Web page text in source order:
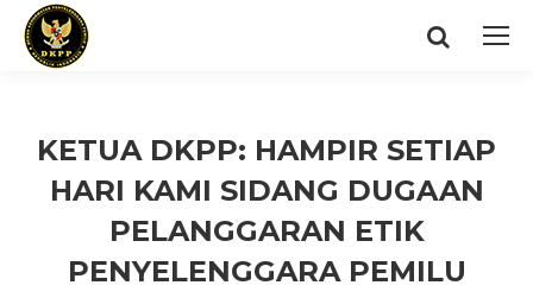
Search:
KETUA DKPP: HAMPIR SETIAP
HARI KAMI SIDANG DUGAAN
PELANGGARAN ETIK
PENYELENGGARA PEMILU